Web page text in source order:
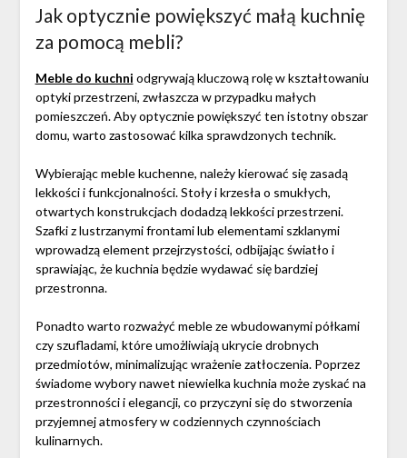
Jak optycznie powiększyć małą kuchnię
za pomocą mebli?
Meble do kuchni odgrywają kluczową rolę w kształtowaniu
optyki przestrzeni, zwłaszcza w przypadku małych
pomieszczeń. Aby optycznie powiększyć ten istotny obszar
domu, warto zastosować kilka sprawdzonych technik.
Wybierając meble kuchenne, należy kierować się zasadą
lekkości i funkcjonalności. Stoły i krzesła o smukłych,
otwartych konstrukcjach dodadzą lekkości przestrzeni.
Szafki z lustrzanymi frontami lub elementami szklanymi
wprowadzą element przejrzystości, odbijając światło i
sprawiając, że kuchnia będzie wydawać się bardziej
przestronna.
Ponadto warto rozważyć meble ze wbudowanymi półkami
czy szufladami, które umożliwiają ukrycie drobnych
przedmiotów, minimalizując wrażenie zatłoczenia. Poprzez
świadome wybory nawet niewielka kuchnia może zyskać na
przestronności i elegancji, co przyczyni się do stworzenia
przyjemnej atmosfery w codziennych czynnościach
kulinarnych.